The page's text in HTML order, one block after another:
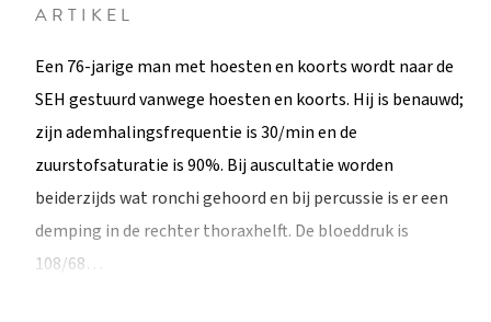
ARTIKEL
Een 76-jarige man met hoesten en koorts wordt naar de
SEH gestuurd vanwege hoesten en koorts. Hij is benauwd;
zijn ademhalingsfrequentie is 30/min en de
zuurstofsaturatie is 90%. Bij auscultatie worden
beiderzijds wat ronchi gehoord en bij percussie is er een
demping in de rechter thoraxhelft. De bloeddruk is
108/68…